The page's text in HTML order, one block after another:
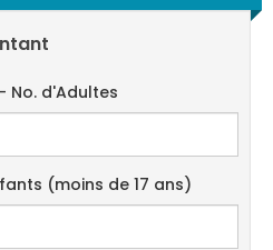
No. d'Adultes
(moins de 17 ans)